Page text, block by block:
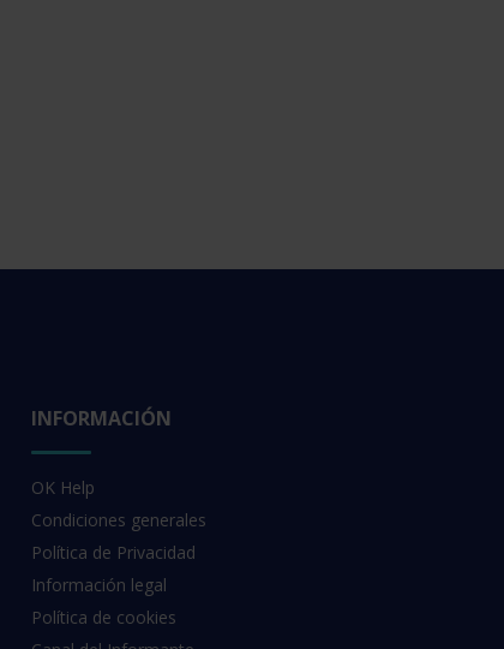
INFORMACIÓN
OK Help
Condiciones generales
Política de Privacidad
Información legal
Política de cookies